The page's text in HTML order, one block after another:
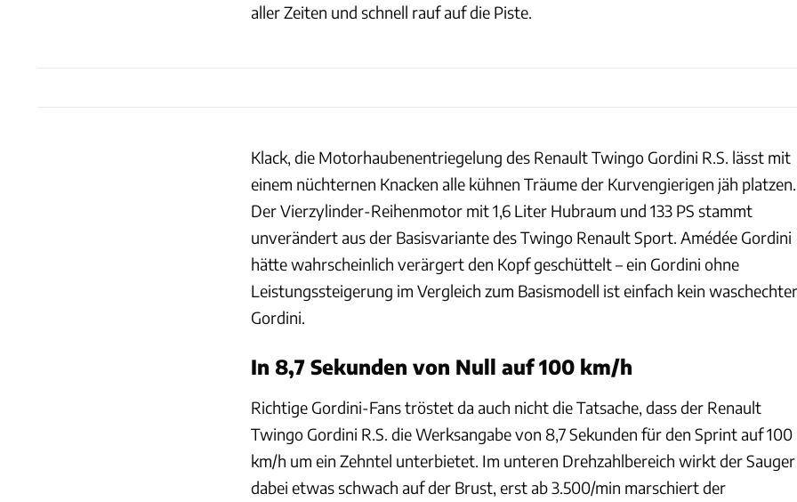
aller Zeiten und schnell rauf auf die Piste.
Klack, die Motorhaubenentriegelung des Renault Twingo Gordini R.S. lässt mit
einem nüchternen Knacken alle kühnen Träume der Kurvengierigen jäh platzen.
Der Vierzylinder-Reihenmotor mit 1,6 Liter Hubraum und 133 PS stammt
unverändert aus der Basisvariante des Twingo Renault Sport. Amédée Gordini
hätte wahrscheinlich verärgert den Kopf geschüttelt – ein Gordini ohne
Leistungssteigerung im Vergleich zum Basismodell ist einfach kein waschechter
Gordini.
In 8,7 Sekunden von Null auf 100 km/h
Richtige Gordini-Fans tröstet da auch nicht die Tatsache, dass der Renault
Twingo Gordini R.S. die Werksangabe von 8,7 Sekunden für den Sprint auf 100
km/h um ein Zehntel unterbietet. Im unteren Drehzahlbereich wirkt der Sauger
dabei etwas schwach auf der Brust, erst ab 3.500/min marschiert der